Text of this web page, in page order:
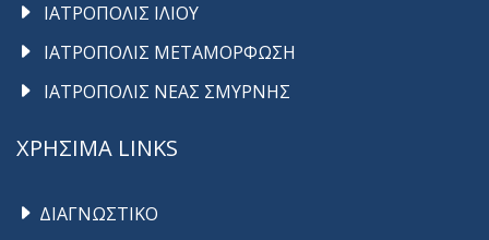
ΙΑΤΡΟΠΟΛΙΣ ΙΛΙΟΥ
ΙΑΤΡΟΠΟΛΙΣ ΜΕΤΑΜΟΡΦΩΣΗ
ΙΑΤΡΟΠΟΛΙΣ ΝΕΑΣ ΣΜΥΡΝΗΣ
ΧΡΗΣΙΜΑ LINKS
ΔΙΑΓΝΩΣΤΙΚΟ